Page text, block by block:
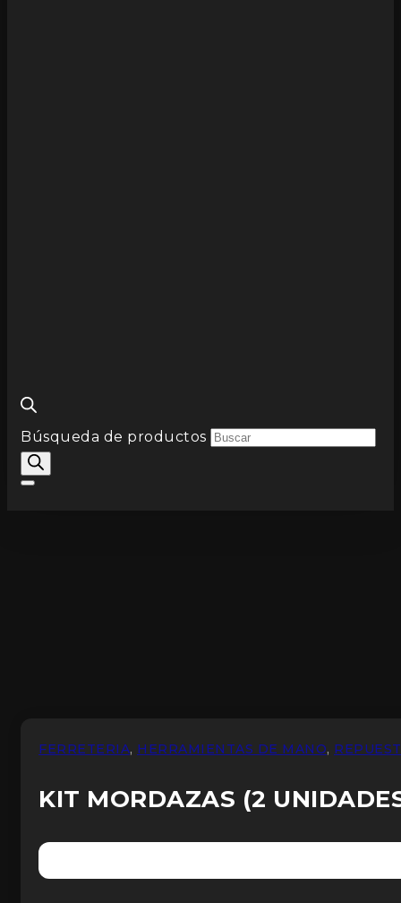
Búsqueda de productos
FERRETERIA, HERRAMIENTAS DE MANO,
KIT MORDAZAS (2